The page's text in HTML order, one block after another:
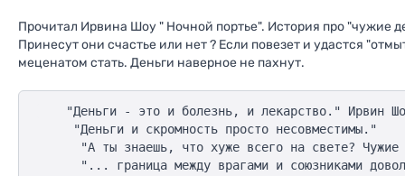
Прочитал Ирвина Шоу " Ночной портье". История про "чужие
Принесут они счастье или нет ? Если повезет и удастся
меценатом стать. Деньги наверное не пахнут.
"Деньги - это и болезнь, и лекарство." Ирвин
"Деньги и скромность просто несовместимы."
"А ты знаешь, что хуже всего на свете? Чужие